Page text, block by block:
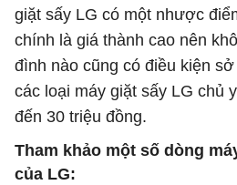
giặt sấy LG có một nhược
chính là giá thành cao nên
đình nào cũng có điều kiện
các loại máy giặt sấy LG chủ
đến 30 triệu đồng.
Tham khảo một số dòng
của LG: